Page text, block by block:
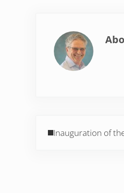
Inauguration of